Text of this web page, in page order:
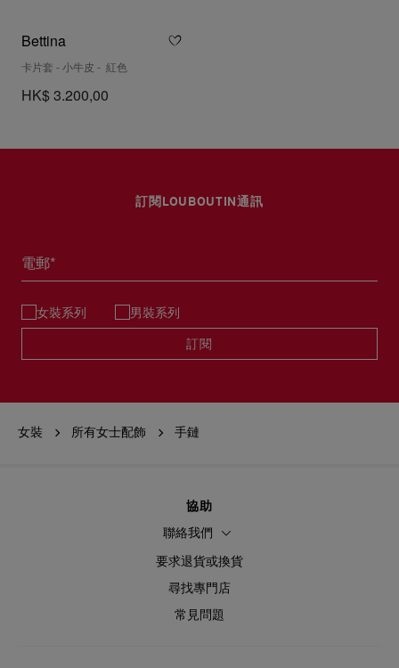
Bettina
卡片套 - 小牛皮 - 紅色
HK$ 3.200,00
訂閱LOUBOUTIN通訊
電郵*
女裝系列 男裝系列
訂閱
女裝 所有女士配飾 手鏈
協助
聯絡我們
要求退貨或換貨
尋找專門店
常見問題